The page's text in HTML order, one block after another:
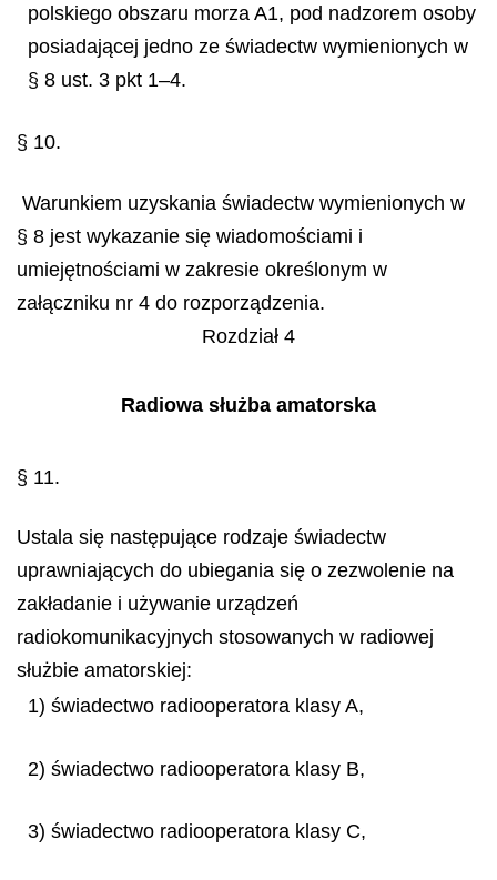
polskiego obszaru morza A1, pod nadzorem osoby
posiadającej jedno ze świadectw wymienionych w
§ 8 ust. 3 pkt 1–4.
§ 10.
Warunkiem uzyskania świadectw wymienionych w
§ 8 jest wykazanie się wiadomościami i
umiejętnościami w zakresie określonym w
załączniku nr 4 do rozporządzenia.
Rozdział 4
Radiowa służba amatorska
§ 11.
Ustala się następujące rodzaje świadectw
uprawniających do ubiegania się o zezwolenie na
zakładanie i używanie urządzeń
radiokomunikacyjnych stosowanych w radiowej
służbie amatorskiej:
1) świadectwo radiooperatora klasy A,
2) świadectwo radiooperatora klasy B,
3) świadectwo radiooperatora klasy C,